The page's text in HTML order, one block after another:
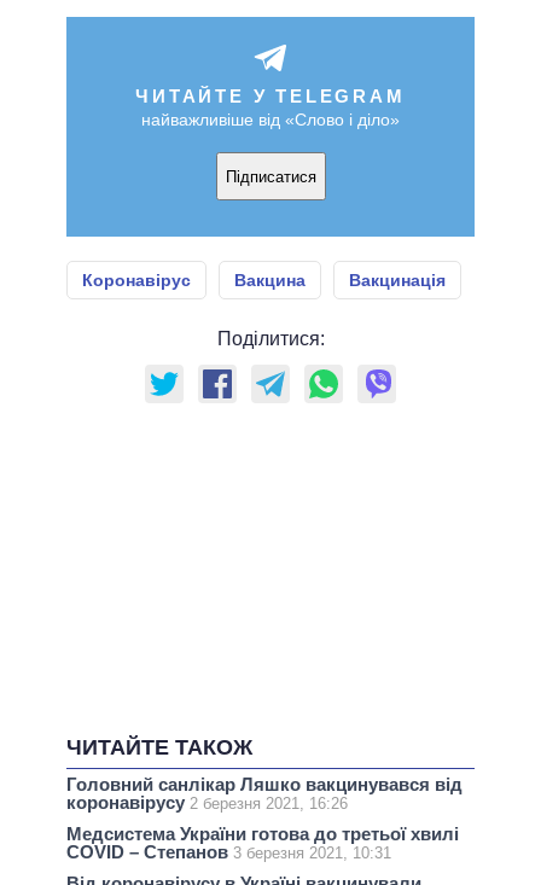
ЧИТАЙТЕ У TELEGRAM
найважливіше від «Слово і діло»
Підписатися
Коронавірус Вакцина Вакцинація
Поділитися:
ЧИТАЙТЕ ТАКОЖ
Головний санлікар Ляшко вакцинувався від
коронавірусу 2 березня 2021, 16:26
Медсистема України готова до третьої хвилі
COVID – Степанов 3 березня 2021, 10:31